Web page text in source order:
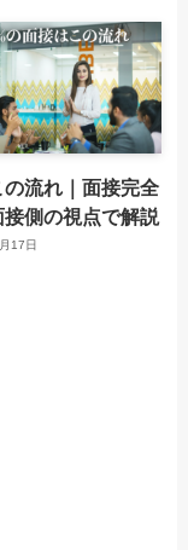
流れ｜面接完全
側の視点で解説
17日